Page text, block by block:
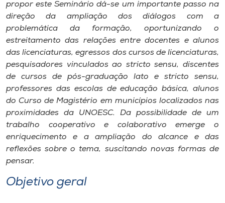
propor este Seminário dá-se um importante passo na
direção da ampliação dos diálogos com a
problemática da formação, oportunizando o
estreitamento das relações entre docentes e alunos
das licenciaturas, egressos dos cursos de licenciaturas,
pesquisadores vinculados ao stricto sensu, discentes
de cursos de pós-graduação lato e stricto sensu,
professores das escolas de educação básica, alunos
do Curso de Magistério em municípios localizados nas
proximidades da UNOESC. Da possibilidade de um
trabalho cooperativo e colaborativo emerge o
enriquecimento e a ampliação do alcance e das
reflexões sobre o tema, suscitando novas formas de
pensar.
Objetivo geral